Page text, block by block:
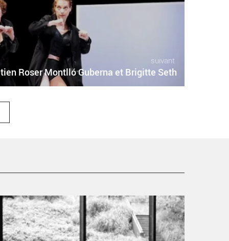
suivant
Roser Montlló Guberna et Brigitte Seth
Sors - Critique sortie Danse Le Kremlin Bicêtre ECAM